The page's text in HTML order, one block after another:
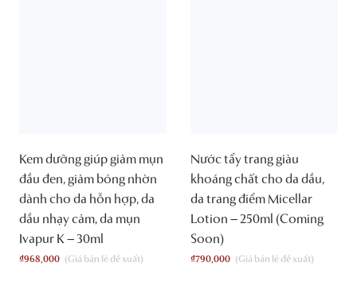
Kem dưỡng giúp giảm mụn
đầu đen, giảm bóng nhờn
dành cho da hỗn hợp, da
dầu nhạy cảm, da mụn
Ivapur K – 30ml
₫968,000
Nước tẩy trang giàu
khoáng chất cho da dầu,
da trang điểm Micellar
Lotion – 250ml (Coming
Soon)
₫790,000